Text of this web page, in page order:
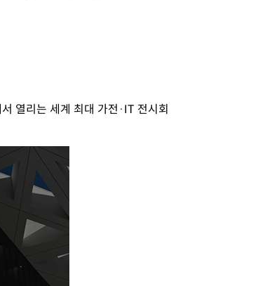
열리는 세계 최대 가전·IT 전시회